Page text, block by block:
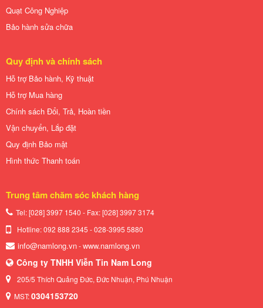
Quạt Công Nghiệp
Bảo hành sửa chữa
Quy định và chính sách
Hỗ trợ Bảo hành, Kỹ thuật
Hỗ trợ Mua hàng
Chính sách Đổi, Trả, Hoàn tiền
Vận chuyển, Lắp đặt
Quy định Bảo mật
Hình thức Thanh toán
Trung tâm chăm sóc khách hàng
Tel: [028] 3997 1540 - Fax: [028]3997 3174
Hotline: 092 888 2345 - 028-3995 5880
info@namlong.vn-www.namlong.vn
Công ty TNHH Viễn Tin Nam Long
205/5 Thích Quảng Đức, Đức Nhuận, Phú Nhuận
MST:0304153720